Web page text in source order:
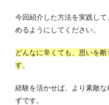
今回紹介した方法を実践し
めるようにしてください。
どんなに辛くても、思いを
す。
経験を活かせば、より素敵
ずです。